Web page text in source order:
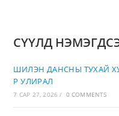
СҮҮЛД
ШИЛЭН ДАНСНЫ ТУХАЙ
Р УЛИРАЛ
7 САР 27, 2026 / 0 COMMENTS